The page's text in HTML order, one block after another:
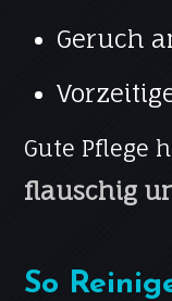
Geruch
Gute Pflege
flauschig
So